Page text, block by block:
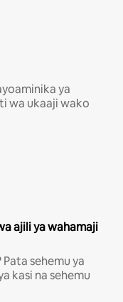
ya
wa ukaaji wako
ajili ya wahamaji
sehemu ya
kasi na sehemu